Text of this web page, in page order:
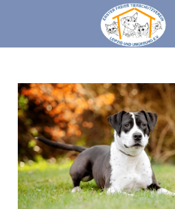
TIERHEIM
FAQ
TIERHALTUNG UND RECHT
VEREIN
SPENDEN